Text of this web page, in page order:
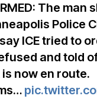
The
Police
ICE tried to
and told
is now en route.